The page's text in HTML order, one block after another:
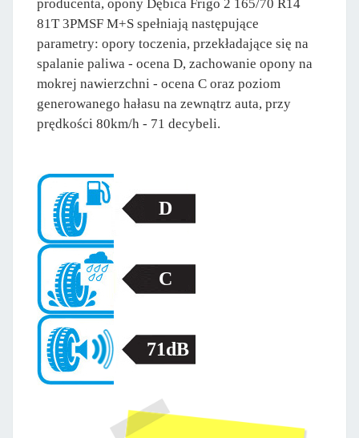
producenta, opony Dębica Frigo 2 165/70 R14
81T 3PMSF M+S spełniają następujące
parametry: opory toczenia, przekładające się na
spalanie paliwa - ocena D, zachowanie opony na
mokrej nawierzchni - ocena C oraz poziom
generowanego hałasu na zewnątrz auta, przy
prędkości 80km/h - 71 decybeli.
D
C
71dB